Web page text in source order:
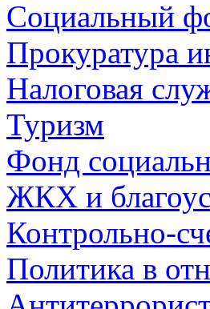
Социальный
Прокуратура
Налоговая
Туризм
Фонд
ЖКХ и
Контрольно-
Политика в